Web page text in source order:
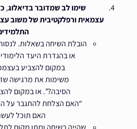
שימו לב שמדובר בדיאלוג,
עצמאית ורפלקטיבית של משוב
הובלת השיחה בשאלות. לנסות
או בהגדרת היעד
במקום להצביע
משימות את מרגישה
הסיבה?”. או במקום
“האם הצלחת להתגבר על
האם תוכל